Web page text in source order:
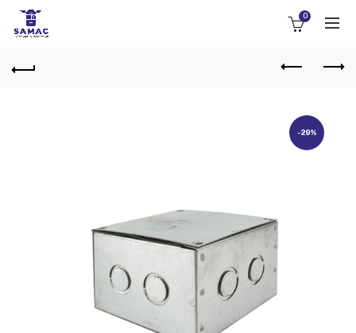
0
-29%